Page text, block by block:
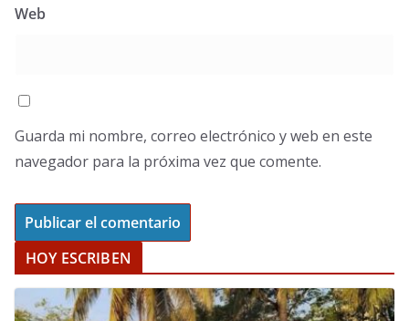
Web
Guarda mi nombre, correo electrónico y web en este
navegador para la próxima vez que comente.
HOY ESCRIBEN